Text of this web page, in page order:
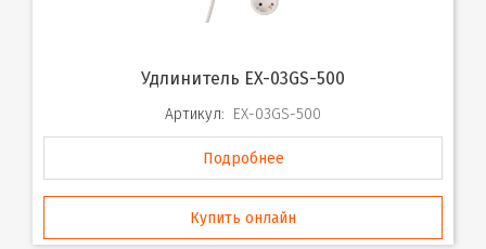
Удлинитель EX-03GS-500
Артикул: EX-03GS-500
Подробнее
Купить онлайн